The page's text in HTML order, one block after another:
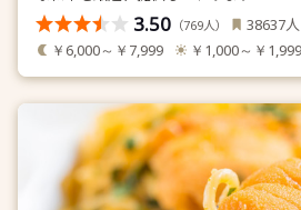
3.50 （769人） 38637人
￥6,000～￥7,999 ￥1,000～￥1,999